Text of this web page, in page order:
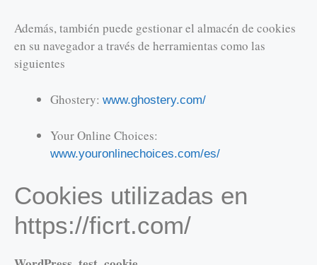
Además, también puede gestionar el almacén de cookies
en su navegador a través de herramientas como las
siguientes
Ghostery: www.ghostery.com/
Your Online Choices:
www.youronlinechoices.com/es/
Cookies utilizadas en
https://ficrt.com/